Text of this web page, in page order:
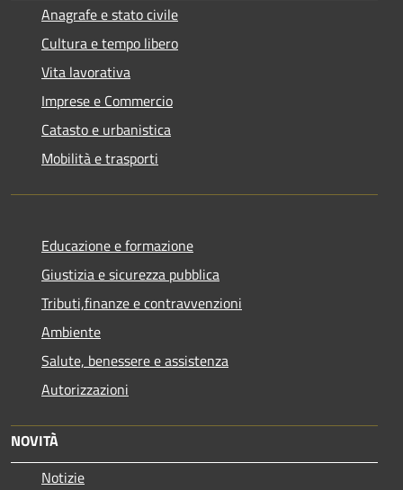
Anagrafe e stato civile
Cultura e tempo libero
Vita lavorativa
Imprese e Commercio
Catasto e urbanistica
Mobilità e trasporti
Educazione e formazione
Giustizia e sicurezza pubblica
Tributi,finanze e contravvenzioni
Ambiente
Salute, benessere e assistenza
Autorizzazioni
NOVITÀ
Notizie